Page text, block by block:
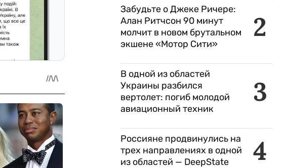
2
Забудьте о Джеке Ричере:
Алан Ритчсон 90 минут
молчит в новом брутальном
экшене «Мотор Сити»
3
В одной из областей
Украины разбился
вертолет: погиб молодой
авиационный техник
4
Россияне продвинулись на
трех направлениях в одной
из областей — DeepState